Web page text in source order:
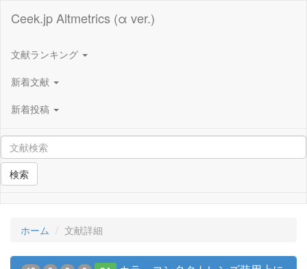
Ceek.jp Altmetrics (α ver.)
文献ランキング
新着文献
新着投稿
検索
ホーム 文献詳細